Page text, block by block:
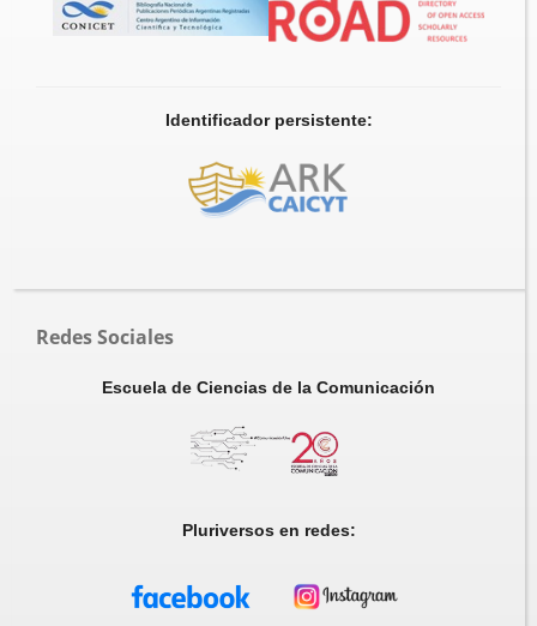
Identificador persistente:
Redes Sociales
Escuela de Ciencias de la Comunicación
Pluriversos en redes: